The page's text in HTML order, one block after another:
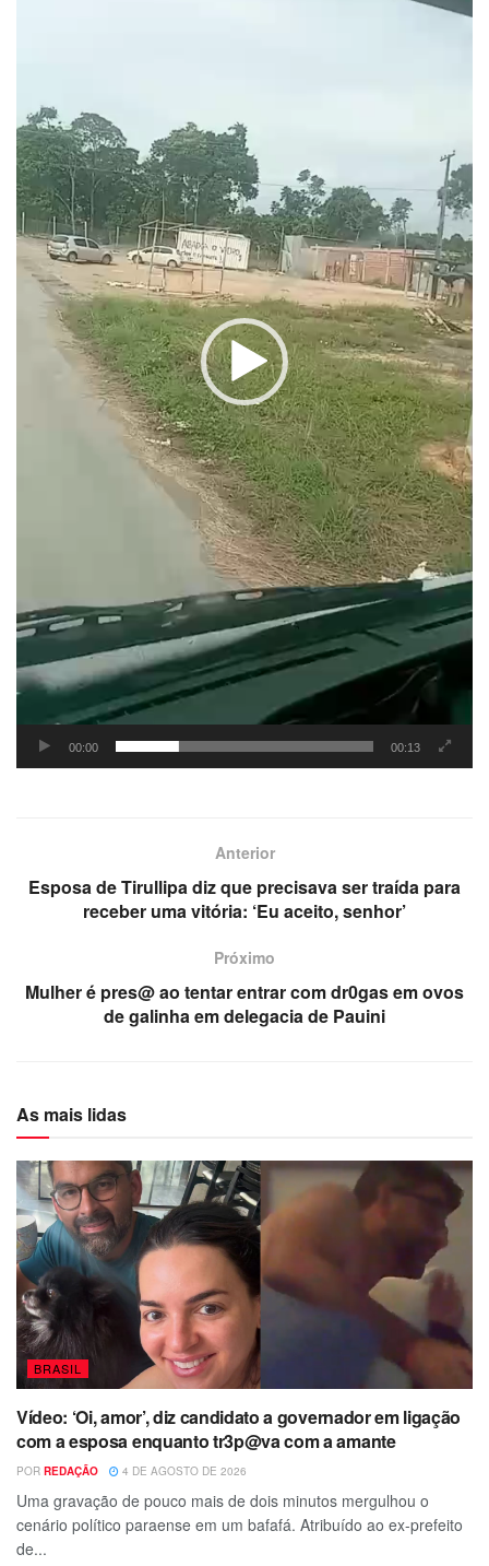
00:00 00:13
Anterior
Esposa de Tirullipa diz que precisava ser traída para
receber uma vitória: ‘Eu aceito, senhor’
Próximo
Mulher é pres@ ao tentar entrar com dr0gas em ovos
de galinha em delegacia de Pauini
As mais lidas
BRASIL
Vídeo: ‘Oi, amor’, diz candidato a governador em ligação
com a esposa enquanto tr3p@va com a amante
POR REDAÇÃO 4 DE AGOSTO DE 2026
Uma gravação de pouco mais de dois minutos mergulhou o
cenário político paraense em um bafafá. Atribuído ao ex-prefeito
de...